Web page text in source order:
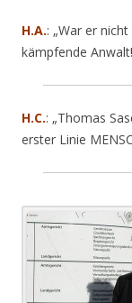
H.A.: „War er
kämpfende
H.C.: „Thomas
erster Linie